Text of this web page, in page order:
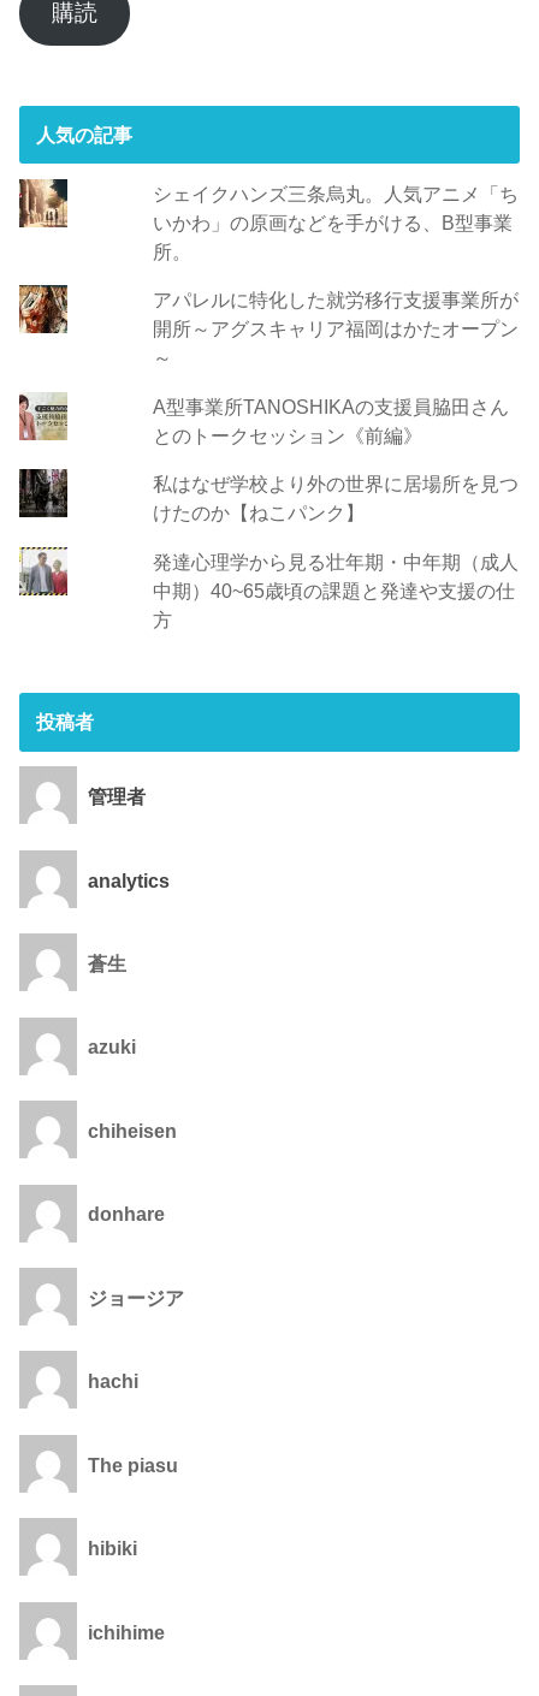
ア
ド
購読
人気の記事
シェイクハンズ三条烏丸。人気アニメ「ち
いかわ」の原画などを手がける、B型事業
所。
アパレルに特化した就労移行支援事業所が
開所～アグスキャリア福岡はかたオープン
～
A型事業所TANOSHIKAの支援員脇田さん
とのトークセッション《前編》
私はなぜ学校より外の世界に居場所を見つ
けたのか【ねこパンク】
発達心理学から見る壮年期・中年期（成人
中期）40~65歳頃の課題と発達や支援の仕
方
投稿者
管理者
analytics
蒼生
azuki
chiheisen
donhare
ジョージア
hachi
The piasu
hibiki
ichihime